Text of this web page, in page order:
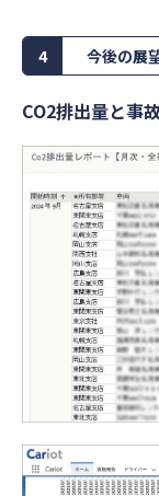
4 今後の展
CO2排出量と事